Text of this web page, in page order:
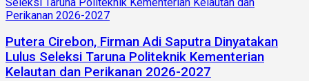
Putera Cirebon, Firman Adi Saputra Dinyatakan
Lulus Seleksi Taruna Politeknik Kementerian
Kelautan dan Perikanan 2026-2027